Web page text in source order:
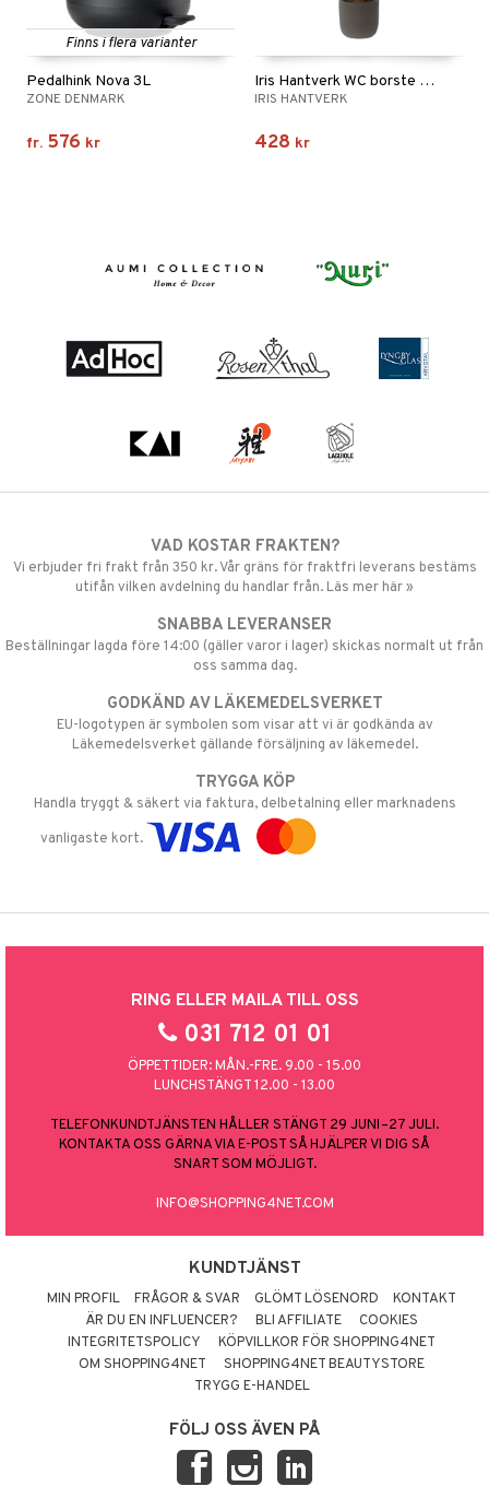
Finns i flera varianter
Pedalhink Nova 3L
ZONE DENMARK
fr. 576 kr
Iris Hantverk WC borste med kopp
IRIS HANTVERK
428 kr
VAD KOSTAR FRAKTEN?
Vi erbjuder fri frakt från 350 kr. Vår gräns för fraktfri leverans bestäms
utifån vilken avdelning du handlar från. Läs mer här »
SNABBA LEVERANSER
Beställningar lagda före 14:00 (gäller varor i lager) skickas normalt ut från
oss samma dag.
GODKÄND AV LÄKEMEDELSVERKET
EU-logotypen är symbolen som visar att vi är godkända av
Läkemedelsverket gällande försäljning av läkemedel.
TRYGGA KÖP
Handla tryggt & säkert via faktura, delbetalning eller marknadens
vanligaste kort.
RING ELLER MAILA TILL OSS
031 712 01 01
ÖPPETTIDER: MÅN.-FRE. 9.00 - 15.00
LUNCHSTÄNGT 12.00 - 13.00
TELEFONKUNDTJÄNSTEN HÅLLER STÄNGT 29 JUNI–27 JULI.
KONTAKTA OSS GÄRNA VIA E-POST SÅ HJÄLPER VI DIG SÅ
SNART SOM MÖJLIGT.
INFO@SHOPPING4NET.COM
KUNDTJÄNST
MIN PROFIL FRÅGOR & SVAR GLÖMT LÖSENORD
KONTAKT
ÄR DU EN INFLUENCER?
BLI AFFILIATE
COOKIES
INTEGRITETSPOLICY
KÖPVILLKOR FÖR SHOPPING4NET
OM SHOPPING4NET
SHOPPING4NET BEAUTYSTORE
TRYGG E-HANDEL
FÖLJ OSS ÄVEN PÅ